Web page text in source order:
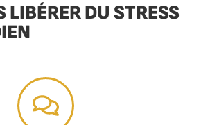
LIBÉRER DU STRESS